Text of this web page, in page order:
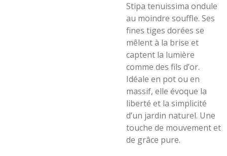
Stipa tenuissima ondule
au moindre souffle. Ses
fines tiges dorées se
mêlent à la brise et
captent la lumière
comme des fils d’or.
Idéale en pot ou en
massif, elle évoque la
liberté et la simplicité
d’un jardin naturel. Une
touche de mouvement et
de grâce pure.